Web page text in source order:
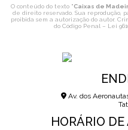
O conteúdo do texto "Caixas de
de direito reservado. Sua reprodução,
proibida sem a autorização do autor.
do Código Penal – Lei
Av. dos
HORÁRIO